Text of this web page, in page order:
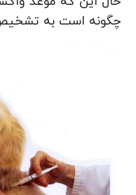
چگونه است به